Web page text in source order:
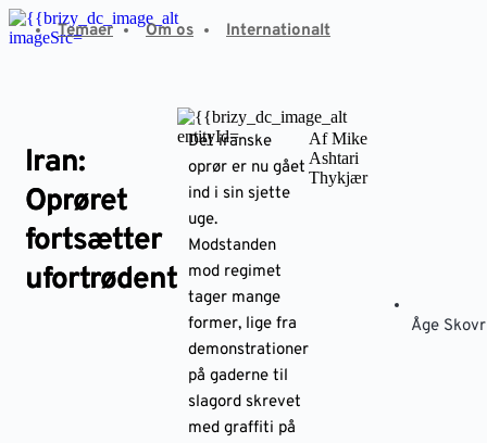
Fortsæt
til
Temaer Om os Internationalt
Iran:
Oprøret
fortsætter
ufortrødent
Det iranske
oprør er nu gået
ind i sin sjette
uge.
Modstanden
mod regimet
tager mange
former, lige fra
demonstrationer
på gaderne til
slagord skrevet
med graffiti på
Af Mike
Ashtari
Thykjær
Åge